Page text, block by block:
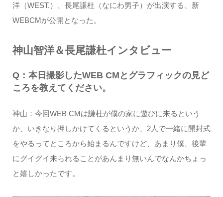
洋（WEST.）、長尾謙杜（なにわ男子）が出演する、新
WEBCMが公開となった。
神山智洋＆長尾謙杜インタビュー
Q：本日撮影したWEB CMとグラフィックの見ど
ころを教えてください。
神山：今回WEB CMは謙杜が僕の家に遊びに来るという
か、いきなり押しかけてくるというか、2人で一緒に開封式
をやるってところから始まるんですけど、あまり僕、後輩
にグイグイ来られることがあんまり無いんでなんかちょっ
と嬉しかったです。